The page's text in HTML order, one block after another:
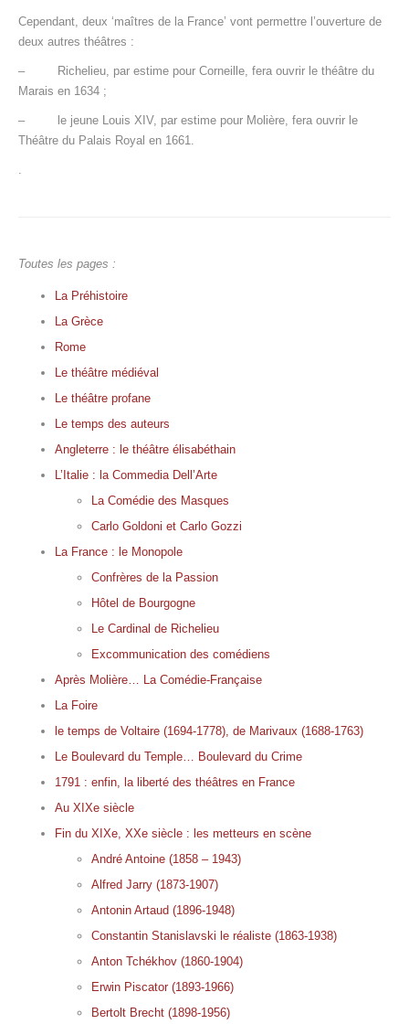
Cependant, deux ‘maîtres de la France’ vont permettre l’ouverture de
deux autres théâtres :
– Richelieu, par estime pour Corneille, fera ouvrir le théâtre du
Marais en 1634 ;
– le jeune Louis XIV, par estime pour Molière, fera ouvrir le
Théâtre du Palais Royal en 1661.
.
Toutes les pages :
La Préhistoire
La Grèce
Rome
Le théâtre médiéval
Le théâtre profane
Le temps des auteurs
Angleterre : le théâtre élisabéthain
L’Italie : la Commedia Dell’Arte
La Comédie des Masques
Carlo Goldoni et Carlo Gozzi
La France : le Monopole
Confrères de la Passion
Hôtel de Bourgogne
Le Cardinal de Richelieu
Excommunication des comédiens
Après Molière… La Comédie-Française
La Foire
le temps de Voltaire (1694-1778), de Marivaux (1688-1763)
Le Boulevard du Temple… Boulevard du Crime
1791 : enfin, la liberté des théâtres en France
Au XIXe siècle
Fin du XIXe, XXe siècle : les metteurs en scène
André Antoine (1858 – 1943)
Alfred Jarry (1873-1907)
Antonin Artaud (1896-1948)
Constantin Stanislavski le réaliste (1863-1938)
Anton Tchékhov (1860-1904)
Erwin Piscator (1893-1966)
Bertolt Brecht (1898-1956)